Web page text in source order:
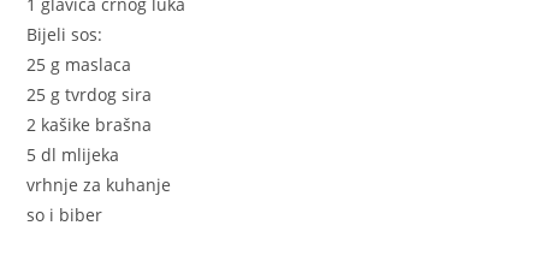
Bijeli sos:
25 g maslaca
25 g tvrdog sira
2 kašike brašna
5 dl mlijeka
vrhnje za kuhanje
so i biber